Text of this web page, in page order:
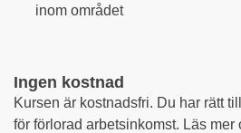
inom området
Ingen kostnad
Kursen är kostnadsfri. Du har rätt
för förlorad arbetsinkomst. Läs mer